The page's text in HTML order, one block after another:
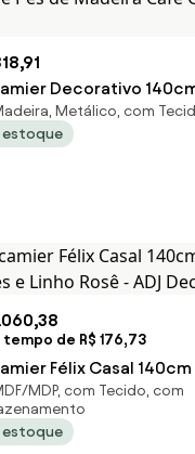
Decorativo
Pés de Madeira Café
Metálico, com
estoque
tempo de R$ 176,73
Félix Casal
e Linho Rosê - ADJ
MDP, com Tecido, com
estoque